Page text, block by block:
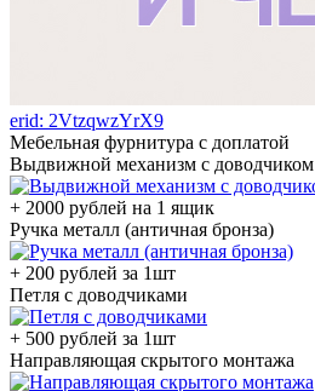
erid: 2VtzqwzYrX9
Мебельная фурнитура с доплатой
Выдвижной механизм с доводчиком
+ 2000 рублей на 1 ящик
Ручка металл (античная бронза)
+ 200 рублей за 1шт
Петля с доводчиками
+ 500 рублей за 1шт
Направляющая скрытого монтажа